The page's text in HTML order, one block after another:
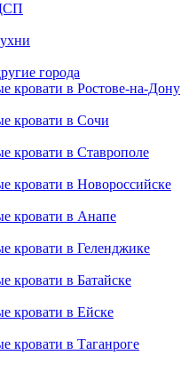
города
кровати в Ростове-на-Дону
кровати в Сочи
кровати в Ставрополе
кровати в Новороссийске
кровати в Анапе
кровати в Геленджике
кровати в Батайске
кровати в Ейске
кровати в Таганроге